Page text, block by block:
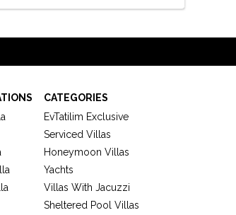
CATEGORIES
EvTatilim Exclusive
Serviced Villas
Honeymoon Villas
Yachts
Villas With Jacuzzi
Sheltered Pool Villas